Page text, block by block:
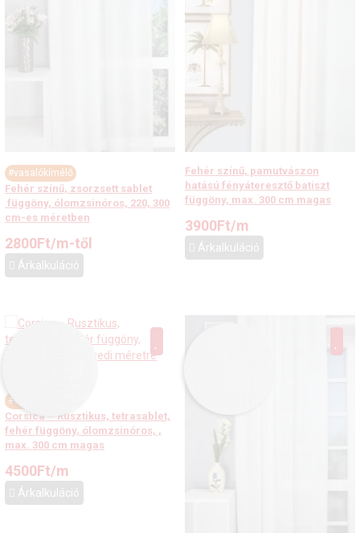
#vasalókímélő
Fehér színű, zsorzsett sablet
függöny, ólomzsinóros, 220, 300
cm-es méretben
2800Ft/m-től
Árkalkuláció
Fehér színű, pamutvászon
hatású fényáteresztő batiszt
függöny, max. 300 cm magas
3900Ft/m
Árkalkuláció
#vasalókímélő
Corsica – Rusztikus, tetrasablet,
fehér függöny, ólomzsinóros, ,
max. 300 cm magas
4500Ft/m
Árkalkuláció